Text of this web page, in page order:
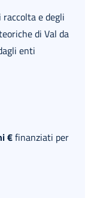
e degli
di Val da
enti
€finanziati per